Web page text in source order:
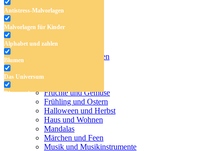
Antistress-Malvorlagen
Malvorlagen für Kinder
Alphabet und zahlen
Blumen
Das Universum
Dinosaurier
Früchte und Gemüse
Frühling und Ostern
Halloween und Herbst
Malvorlagen für Kinder
Alphabet und zahlen
Früchte und Gemüse
Frühling und Ostern
Halloween und Herbst
Haus und Wohnen
Mandalas
Märchen und Feen
Musik und Musikinstrumente